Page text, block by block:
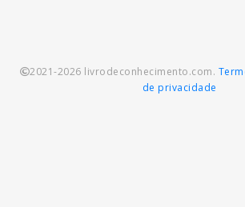
2021-2026 livrodeconhecimento.com.
de privacidade